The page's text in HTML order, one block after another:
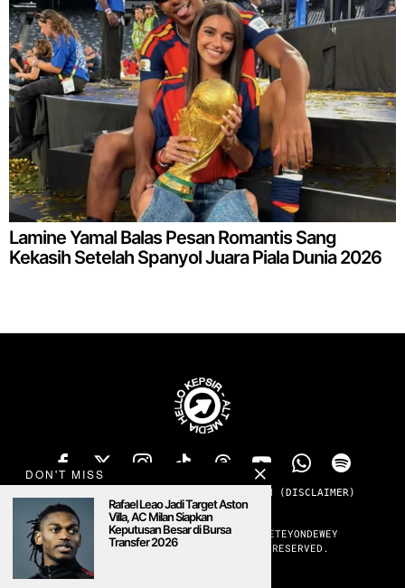
Lamine Yamal Balas Pesan Romantis Sang
Kekasih Setelah Spanyol Juara Piala Dunia 2026
SANGGAHAN (DISCLAIMER)
MENOLAK PADAM
#ALTMEDIA #PUBLICCULTURERADIO #SETEYONDEWEY
©
2026HELLOKEPSIR. ALL RIGHTS RESERVED.
DON'T MISS
Rafael Leao Jadi Target Aston
Villa, AC Milan Siapkan
Keputusan Besar di Bursa
Transfer 2026